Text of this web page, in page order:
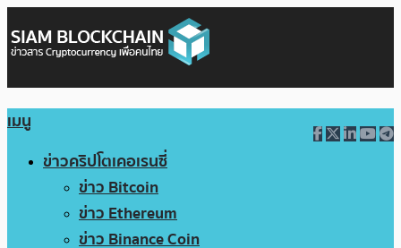
เมนู
ข่าวคริปโตเคอเรนซี่
ข่าว Bitcoin
ข่าว Ethereum
ข่าว Binance Coin